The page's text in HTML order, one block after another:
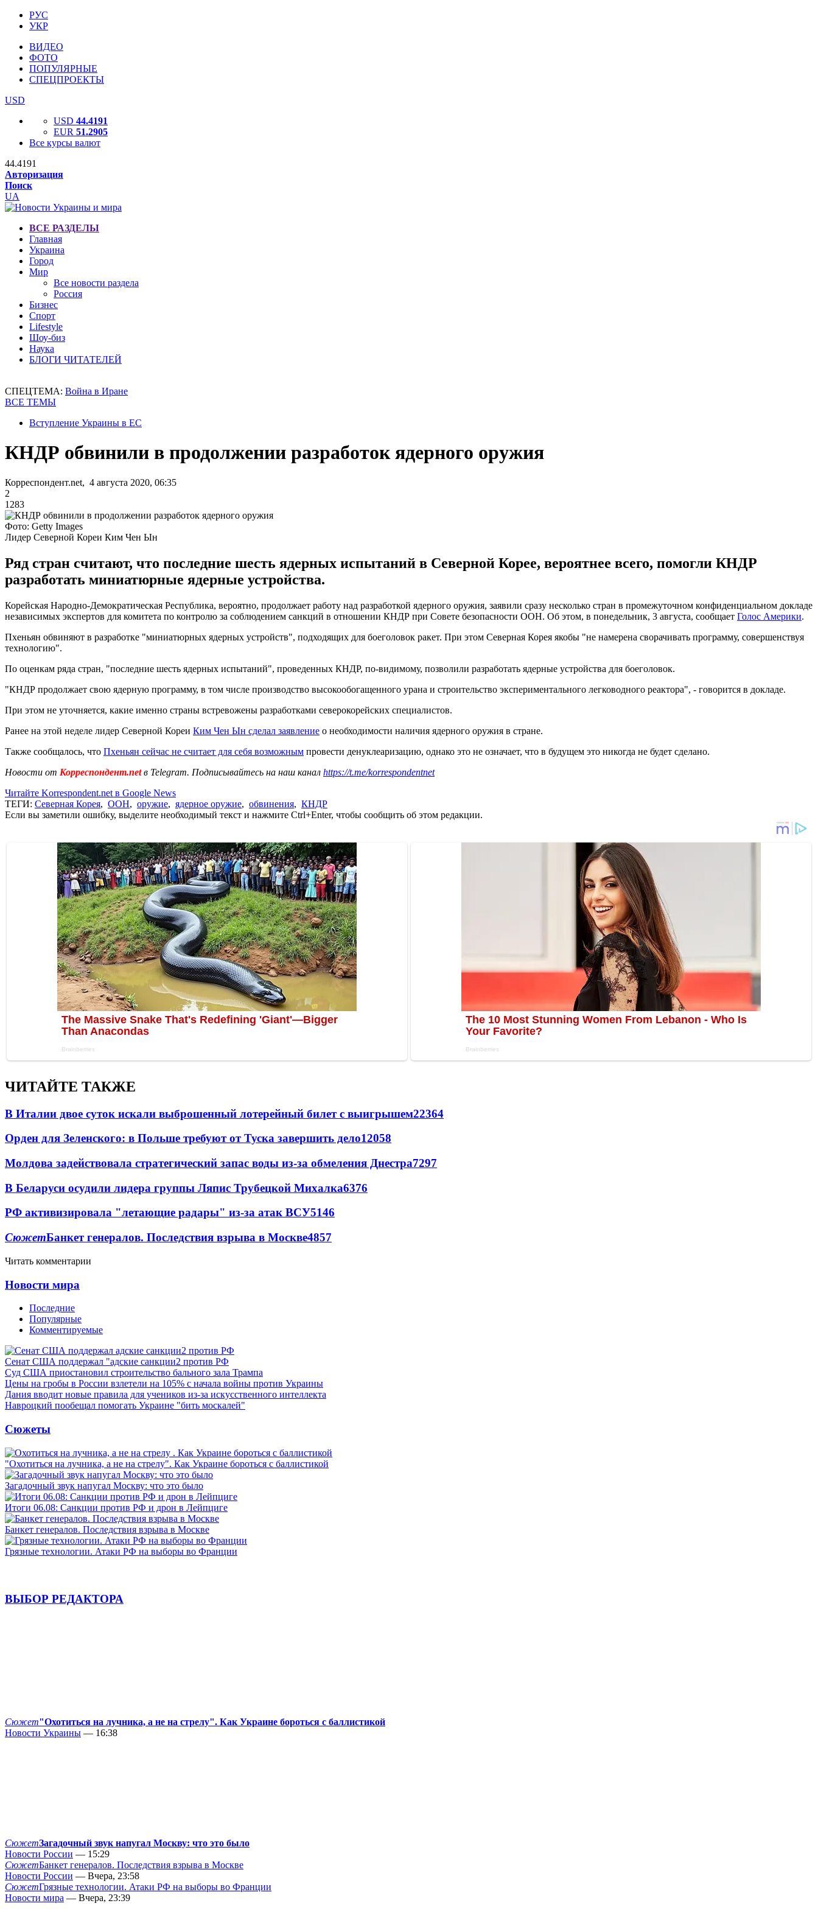
РУС
УКР
ВИДЕО
ФОТО
ПОПУЛЯРНЫЕ
СПЕЦПРОЕКТЫ
USD
USD 44.4191
EUR 51.2905
Все курсы валют
44.4191
Авторизация
Поиск
UA
ВСЕ РАЗДЕЛЫ
Главная
Украина
Город
Мир
Все новости раздела
Россия
Бизнес
Спорт
Lifestyle
Шоу-биз
Наука
БЛОГИ ЧИТАТЕЛЕЙ
СПЕЦТЕМА: Война в Иране
ВСЕ ТЕМЫ
Вступление Украины в ЕС
КНДР обвинили в продолжении разработок ядерного оружия
Корреспондент.net, 4 августа 2020, 06:35
2
1283
Фото: Getty Images
Лидер Северной Кореи Ким Чен Ын
Ряд стран считают, что последние шесть ядерных испытаний в Северной Корее, вероятнее всего, помогли КНДР
разработать миниатюрные ядерные устройства.
Корейская Народно-Демократическая Республика, вероятно, продолжает работу над разработкой ядерного оружия, заявили сразу несколько стран в промежуточном конфиденциальном докладе
независимых экспертов для комитета по контролю за соблюдением санкций в отношении КНДР при Совете безопасности ООН. Об этом, в понедельник, 3 августа, сообщает Голос Америки.
Пхеньян обвиняют в разработке "миниатюрных ядерных устройств", подходящих для боеголовок ракет. При этом Северная Корея якобы "не намерена сворачивать программу, совершенствуя
технологию".
По оценкам ряда стран, "последние шесть ядерных испытаний", проведенных КНДР, по-видимому, позволили разработать ядерные устройства для боеголовок.
"КНДР продолжает свою ядерную программу, в том числе производство высокообогащенного урана и строительство экспериментального легководного реактора", - говорится в докладе.
При этом не уточняется, какие именно страны встревожены разработками северокорейских специалистов.
Ранее на этой неделе лидер Северной Кореи Ким Чен Ын сделал заявление о необходимости наличия ядерного оружия в стране.
Также сообщалось, что Пхеньян сейчас не считает для себя возможным провести денуклеаризацию, однако это не означает, что в будущем это никогда не будет сделано.
Новости от Корреспондент.netв Telegram. Подписывайтесь на наш канал https://t.me/korrespondentnet
Читайте Korrespondent.net в Google News
ТЕГИ: Северная Корея, ООН, оружие, ядерное оружие, обвинения, КНДР
Если вы заметили ошибку, выделите необходимый текст и нажмите Ctrl+Enter, чтобы сообщить об этом редакции.
ЧИТАЙТЕ ТАКЖЕ
В Италии двое суток искали выброшенный лотерейный билет с выигрышем22364
Орден для Зеленского: в Польше требуют от Туска завершить дело12058
Молдова задействовала стратегический запас воды из-за обмеления Днестра7297
В Беларуси осудили лидера группы Ляпис Трубецкой Михалка6376
РФ активизировала "летающие радары" из-за атак ВСУ5146
СюжетБанкет генералов. Последствия взрыва в Москве4857
Читать комментарии
Новости мира
Последние
Популярные
Комментируемые
Сенат США поддержал "адские санкции2 против РФ
Суд США приостановил строительство бального зала Трампа
Цены на гробы в России взлетели на 105% с начала войны против Украины
Дания вводит новые правила для учеников из-за искусственного интеллекта
Навроцкий пообещал помогать Украине "бить москалей"
Сюжеты
"Охотиться на лучника, а не на стрелу". Как Украине бороться с баллистикой
Загадочный звук напугал Москву: что это было
Итоги 06.08: Санкции против РФ и дрон в Лейпциге
Банкет генералов. Последствия взрыва в Москве
Грязные технологии. Атаки РФ на выборы во Франции
ВЫБОР РЕДАКТОРА
Сюжет"Охотиться на лучника, а не на стрелу". Как Украине бороться с баллистикой
Новости Украины — 16:38
СюжетЗагадочный звук напугал Москву: что это было
Новости России — 15:29
СюжетБанкет генералов. Последствия взрыва в Москве
Новости России — Вчера, 23:58
СюжетГрязные технологии. Атаки РФ на выборы во Франции
Новости мира — Вчера, 23:39